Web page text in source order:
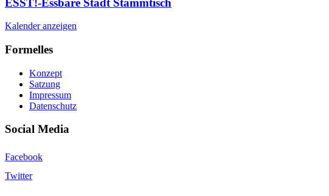
Kalender anzeigen
Formelles
Konzept
Satzung
Impressum
Datenschutz
Social Media
Facebook
Twitter